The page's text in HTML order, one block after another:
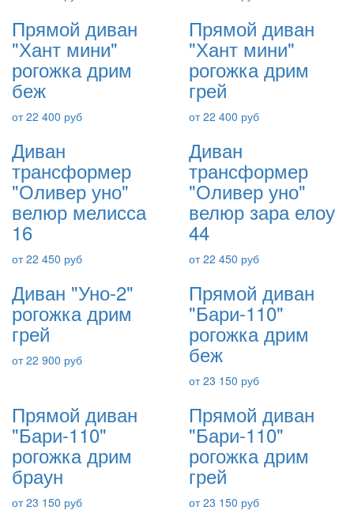
Прямой диван
"Хант мини"
рогожка дрим
беж
от 22 400 руб
Прямой диван
"Хант мини"
рогожка дрим
грей
от 22 400 руб
Диван
трансформер
"Оливер уно"
велюр мелисса
16
от 22 450 руб
Диван
трансформер
"Оливер уно"
велюр зара елоу
44
от 22 450 руб
Диван "Уно-2"
рогожка дрим
грей
от 22 900 руб
Прямой диван
"Бари-110"
рогожка дрим
беж
от 23 150 руб
Прямой диван
"Бари-110"
рогожка дрим
браун
от 23 150 руб
Прямой диван
"Бари-110"
рогожка дрим
грей
от 23 150 руб